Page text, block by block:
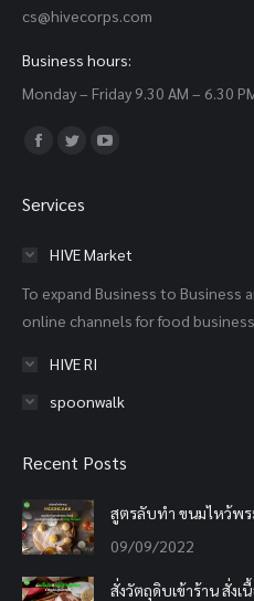
cs@hivecorps.com
Business hours:
Monday – Friday 9.30 AM – 6.30
Find us on:
Facebook
opens
window
Twitter
opens
windowwindow
Services
HIVE Market
To expand Business to Business
online channels for food
HIVE RI
spoonwalk
Recent Posts
สูตรลับทำ ขนมไหว้พร
09/09/2022
สั่งวัตถุดิบเข้าร้าน สั่งเ